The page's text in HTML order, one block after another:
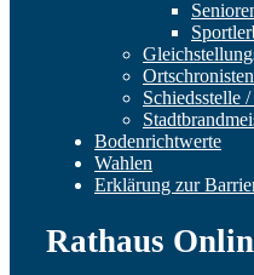
Ortschronisten
Schiedsstelle
Bodenrichtwerte
Wahlen
Erklärung zur
Rathaus